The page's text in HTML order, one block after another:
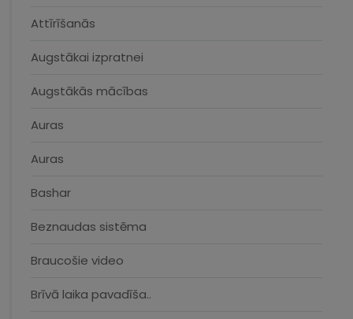
Attīrīšanās
Augstākai izpratnei
Augstākās mācības
Auras
Auras
Bashar
Beznaudas sistēma
Braucošie video
Brīvā laika pavadīša..